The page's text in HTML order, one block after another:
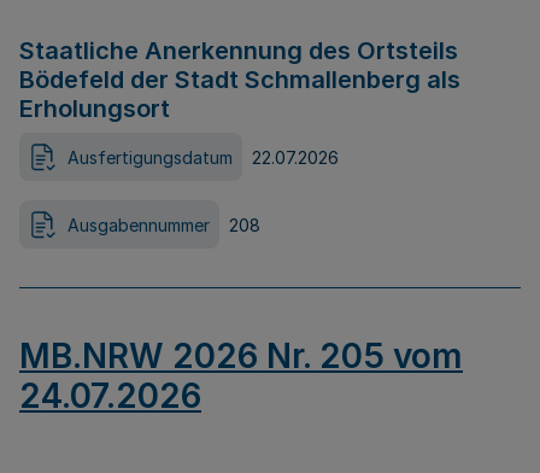
Staatliche Anerkennung des Ortsteils
Bödefeld der Stadt Schmallenberg als
Erholungsort
Ausfertigungsdatum 22.07.2026
Ausgabennummer 208
MB.NRW 2026 Nr. 205 vom
24.07.2026